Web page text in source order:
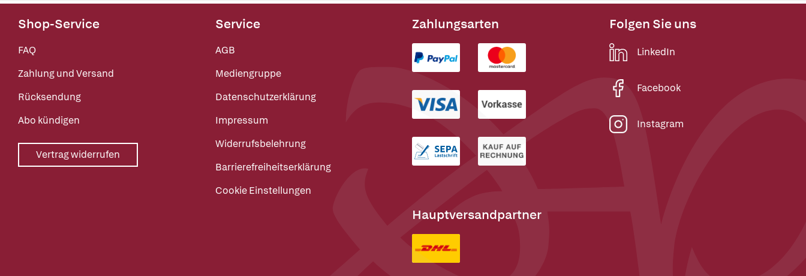
Shop-Service
FAQ
Zahlung und Versand
Rücksendung
Abo kündigen
Vertrag widerrufen
Service
AGB
Mediengruppe
Datenschutzerklärung
Impressum
Widerrufsbelehrung
Barrierefreiheitserklärung
Cookie Einstellungen
Zahlungsarten
Hauptversandpartner
Folgen Sie uns
LinkedIn
Facebook
Instagram